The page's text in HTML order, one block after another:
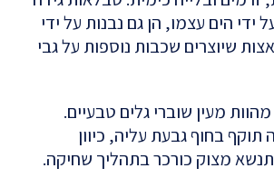
ידי הים עצמו, הן גם נבנות על ידי
שיוצרים שכבות נוספות על גבי
מעין שוברי גלים טבעיים.
תוקף בחוף גבעת עליה, כיוון
מצוק כורכר בתהליך שחיקה.